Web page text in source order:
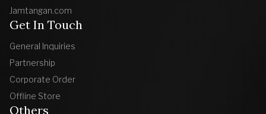
Jamtangan.com
Get In Touch
General Inquiries
Partnership
Corporate Order
Offline Store
Others